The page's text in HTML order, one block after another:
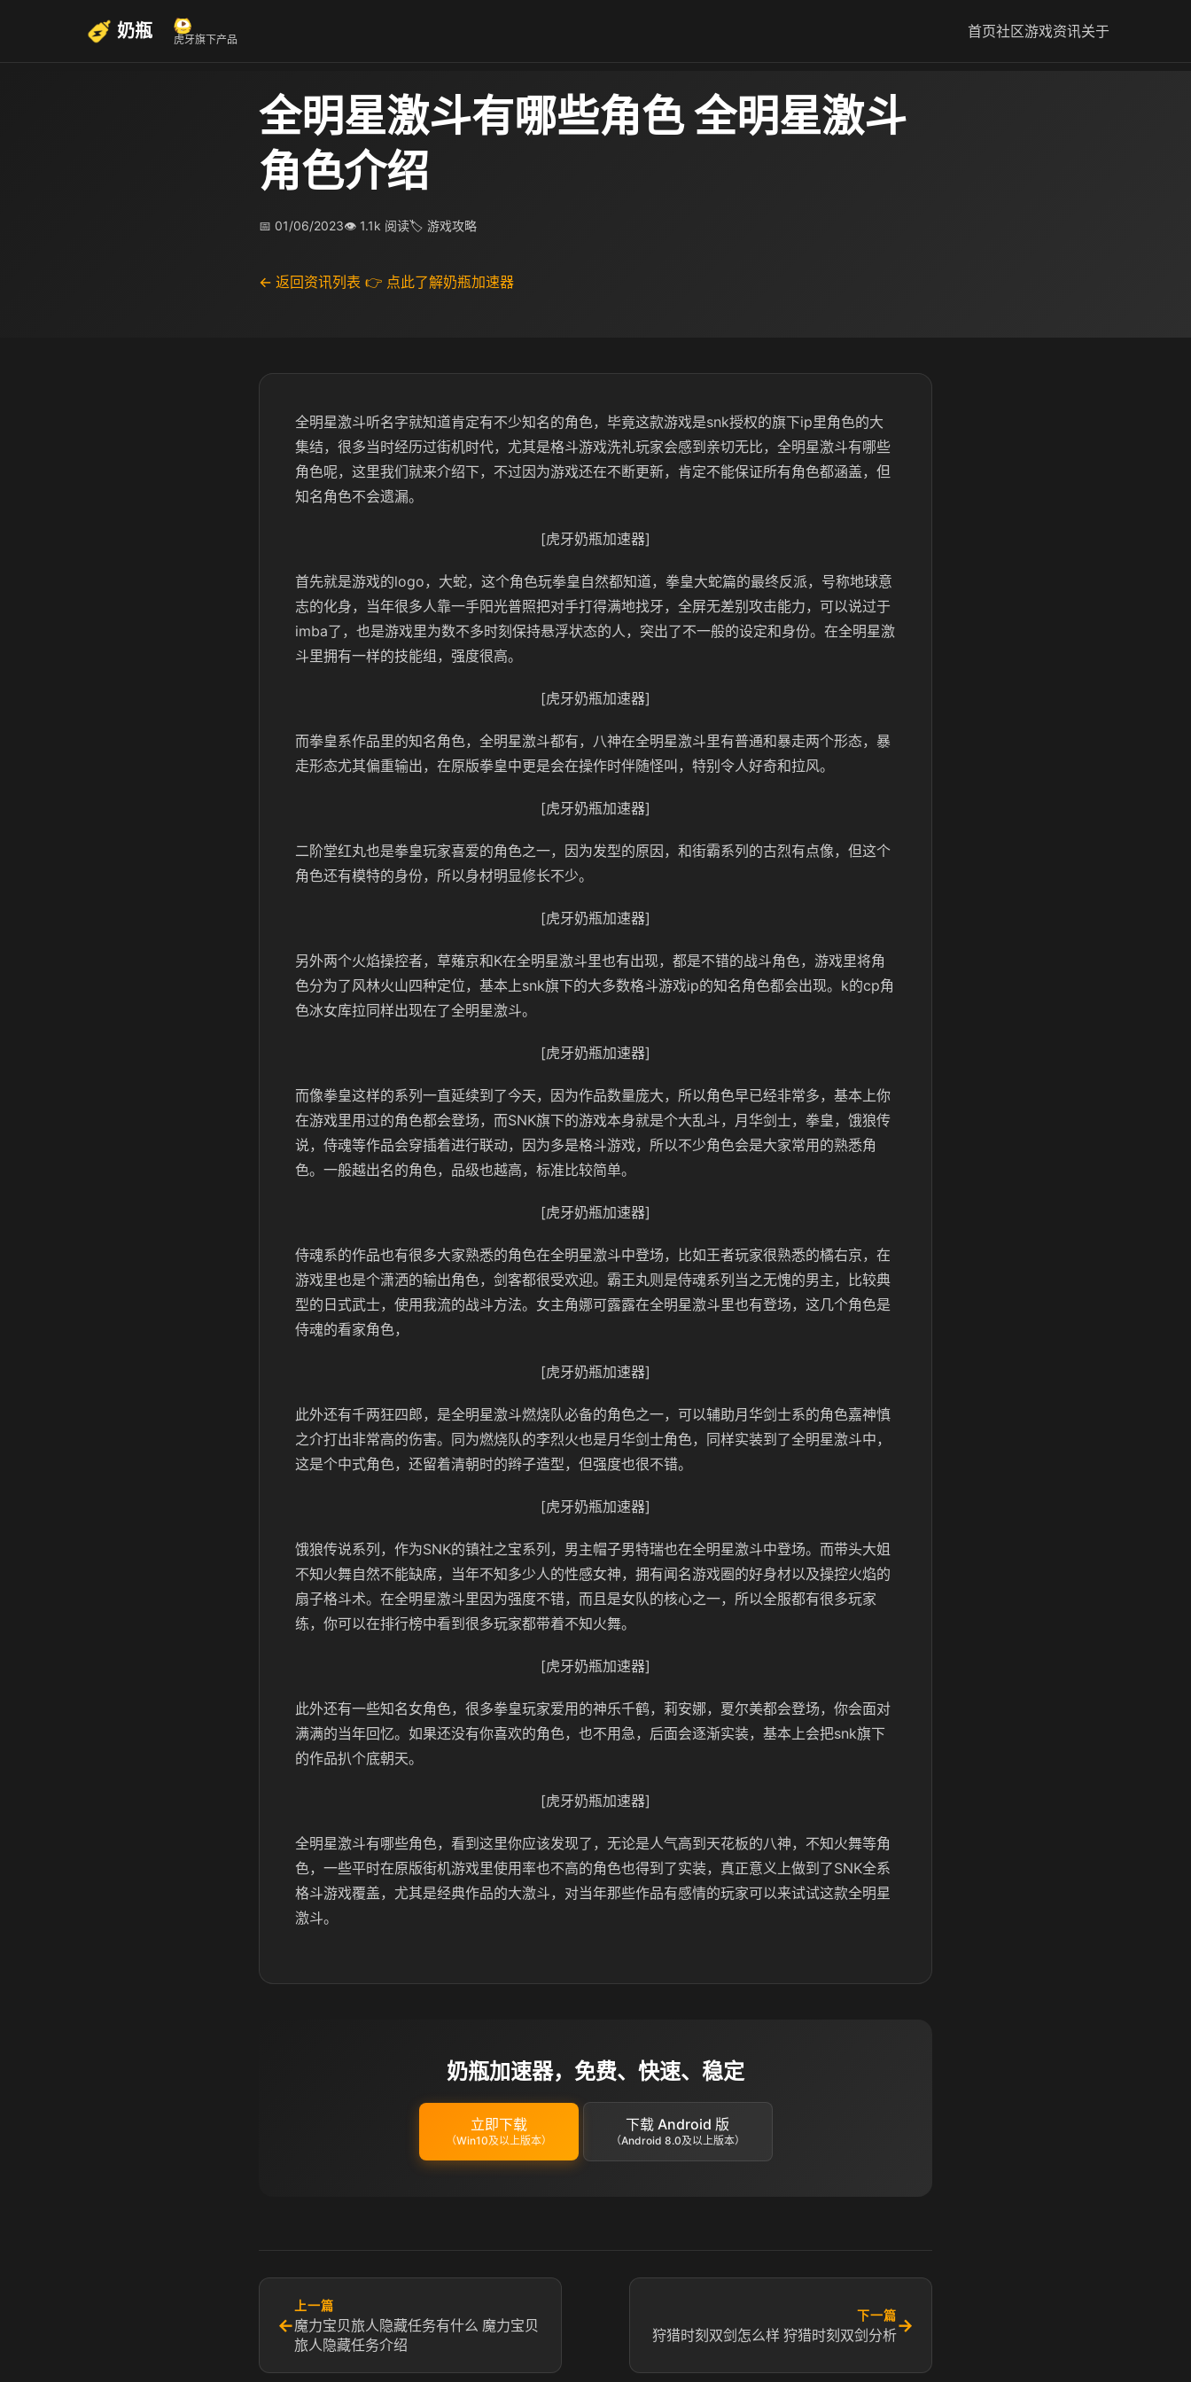
奶瓶 虎牙旗下产品 首页社区游戏资讯关于
全明星激斗有哪些角色 全明星激斗
角色介绍
📅 01/06/2023👁 1.1k 阅读🏷 游戏攻略
← 返回资讯列表 👉 点此了解奶瓶加速器
全明星激斗听名字就知道肯定有不少知名的角色，毕竟这款游戏是snk授权的旗下ip里角色的大
集结，很多当时经历过街机时代，尤其是格斗游戏洗礼玩家会感到亲切无比，全明星激斗有哪些
角色呢，这里我们就来介绍下，不过因为游戏还在不断更新，肯定不能保证所有角色都涵盖，但
知名角色不会遗漏。
[虎牙奶瓶加速器]
首先就是游戏的logo，大蛇，这个角色玩拳皇自然都知道，拳皇大蛇篇的最终反派，号称地球意
志的化身，当年很多人靠一手阳光普照把对手打得满地找牙，全屏无差别攻击能力，可以说过于
imba了，也是游戏里为数不多时刻保持悬浮状态的人，突出了不一般的设定和身份。在全明星激
斗里拥有一样的技能组，强度很高。
[虎牙奶瓶加速器]
而拳皇系作品里的知名角色，全明星激斗都有，八神在全明星激斗里有普通和暴走两个形态，暴
走形态尤其偏重输出，在原版拳皇中更是会在操作时伴随怪叫，特别令人好奇和拉风。
[虎牙奶瓶加速器]
二阶堂红丸也是拳皇玩家喜爱的角色之一，因为发型的原因，和街霸系列的古烈有点像，但这个
角色还有模特的身份，所以身材明显修长不少。
[虎牙奶瓶加速器]
另外两个火焰操控者，草薙京和K在全明星激斗里也有出现，都是不错的战斗角色，游戏里将角
色分为了风林火山四种定位，基本上snk旗下的大多数格斗游戏ip的知名角色都会出现。k的cp角
色冰女库拉同样出现在了全明星激斗。
[虎牙奶瓶加速器]
而像拳皇这样的系列一直延续到了今天，因为作品数量庞大，所以角色早已经非常多，基本上你
在游戏里用过的角色都会登场，而SNK旗下的游戏本身就是个大乱斗，月华剑士，拳皇，饿狼传
说，侍魂等作品会穿插着进行联动，因为多是格斗游戏，所以不少角色会是大家常用的熟悉角
色。一般越出名的角色，品级也越高，标准比较简单。
[虎牙奶瓶加速器]
侍魂系的作品也有很多大家熟悉的角色在全明星激斗中登场，比如王者玩家很熟悉的橘右京，在
游戏里也是个潇洒的输出角色，剑客都很受欢迎。霸王丸则是侍魂系列当之无愧的男主，比较典
型的日式武士，使用我流的战斗方法。女主角娜可露露在全明星激斗里也有登场，这几个角色是
侍魂的看家角色，
[虎牙奶瓶加速器]
此外还有千两狂四郎，是全明星激斗燃烧队必备的角色之一，可以辅助月华剑士系的角色嘉神慎
之介打出非常高的伤害。同为燃烧队的李烈火也是月华剑士角色，同样实装到了全明星激斗中，
这是个中式角色，还留着清朝时的辫子造型，但强度也很不错。
[虎牙奶瓶加速器]
饿狼传说系列，作为SNK的镇社之宝系列，男主帽子男特瑞也在全明星激斗中登场。而带头大姐
不知火舞自然不能缺席，当年不知多少人的性感女神，拥有闻名游戏圈的好身材以及操控火焰的
扇子格斗术。在全明星激斗里因为强度不错，而且是女队的核心之一，所以全服都有很多玩家
练，你可以在排行榜中看到很多玩家都带着不知火舞。
[虎牙奶瓶加速器]
此外还有一些知名女角色，很多拳皇玩家爱用的神乐千鹤，莉安娜，夏尔美都会登场，你会面对
满满的当年回忆。如果还没有你喜欢的角色，也不用急，后面会逐渐实装，基本上会把snk旗下
的作品扒个底朝天。
[虎牙奶瓶加速器]
全明星激斗有哪些角色，看到这里你应该发现了，无论是人气高到天花板的八神，不知火舞等角
色，一些平时在原版街机游戏里使用率也不高的角色也得到了实装，真正意义上做到了SNK全系
格斗游戏覆盖，尤其是经典作品的大激斗，对当年那些作品有感情的玩家可以来试试这款全明星
激斗。
奶瓶加速器，免费、快速、稳定
立即下载
（Win10及以上版本）
下载 Android 版
（Android 8.0及以上版本）
←
上一篇
魔力宝贝旅人隐藏任务有什么 魔力宝贝
旅人隐藏任务介绍
下一篇
狩猎时刻双剑怎么样 狩猎时刻双剑分析→